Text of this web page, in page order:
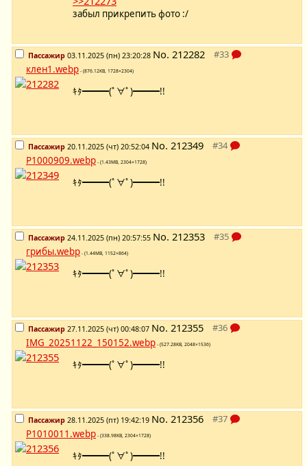
забыл прикрепить фото :/
Пассажир 03.11.2025 (пн) 23:20:28 No. 212282
клен1.webp - (876.12KB, 1728×2304)
ｷﾀ━━━(ﾟ∀ﾟ)━━━!!
Пассажир 20.11.2025 (чт) 20:52:04 No. 212349
P1000909.webp - (1.43MB, 2304×1728)
ｷﾀ━━━(ﾟ∀ﾟ)━━━!!
Пассажир 24.11.2025 (пн) 20:57:55 No. 212353
грибы.webp - (1.44MB, 1152×864)
ｷﾀ━━━(ﾟ∀ﾟ)━━━!!
Пассажир 27.11.2025 (чт) 00:48:07 No. 212355
IMG_20251122_150152.webp - (527.28KB, 2048×1536)
ｷﾀ━━━(ﾟ∀ﾟ)━━━!!
Пассажир 28.11.2025 (пт) 19:42:19 No. 212356
P1010011.webp - (338.98KB, 2304×1728)
ｷﾀ━━━(ﾟ∀ﾟ)━━━!!